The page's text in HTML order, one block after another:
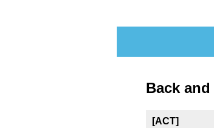
Back and
[ACT]